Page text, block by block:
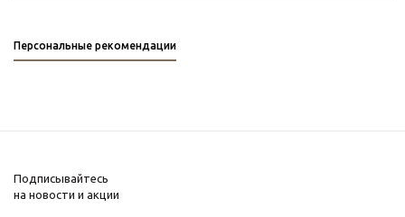
Персональные рекомендации
Подписывайтесь
на новости и акции